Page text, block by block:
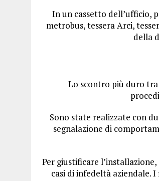
In un cassetto dell’ufficio,
metrobus, tessera Arci,
della
Lo scontro più duro tra
Sono state realizzate con
segnalazione di
Per giustificare
casi di infedeltà aziendale.